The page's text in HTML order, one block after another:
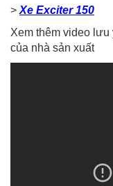
> Xe Exciter 150
Xem thêm video
của nhà sản xuất